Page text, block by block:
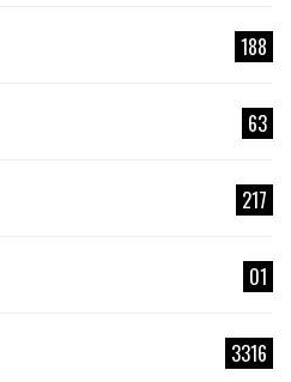
188
63
217
01
3316